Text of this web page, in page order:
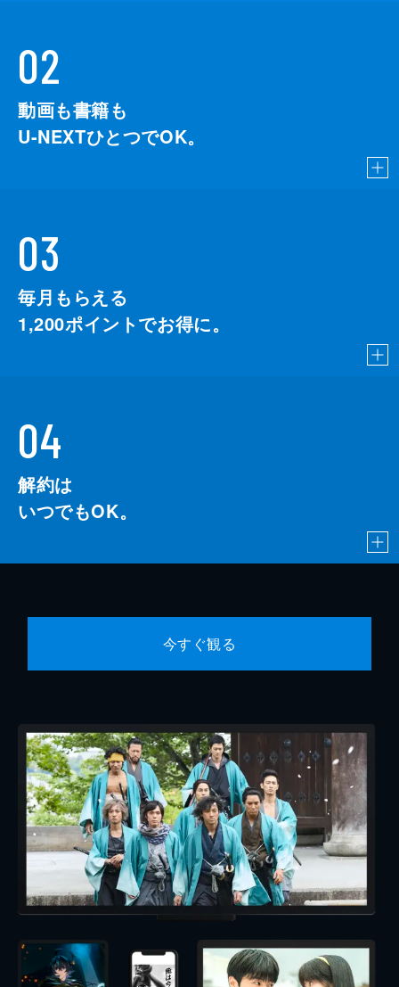
#8 ここまでわかった！若き信長の「桶狭
間の戦い」
近年、「桶狭間の戦い」のキーポイントにな
る城の発掘が進められ、戦いの実態が明らか
になりつつある。義元が目指したのは、伊勢
湾に近い大高城だった。織田方としては、義
59分
#9 異色の豪商 財政再建を請け負う～本
間光丘と庄内藩～
山形県庄内地方に３３キロにわたって続く防
風林。酒田の豪商・本間光丘が飛び砂から町
藩。藩主から懇願を受けた光丘は２２年にわ
たって藩の財政改革を主導。しかし、藩が金
する光丘の改革案は激しい反発を招くこと
に。
い制度に国民は大反発！明治期最大の農民一
揆が起きてしまう。欧米のような近代税制を
は選択を迫られる。日本人にとって税金とは
何か？そのルーツを明治の減税騒動に探る。
59分
02
動画も書籍も
U-NEXTひとつでOK。
03
毎月もらえる
1,200ポイントでお得に。
04
解約は
いつでもOK。
今すぐ観る